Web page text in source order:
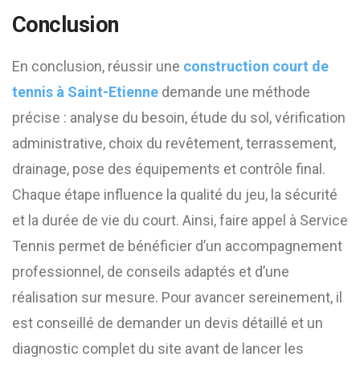
Conclusion
En conclusion, réussir une construction court de
tennis à Saint-Etienne demande une méthode
précise : analyse du besoin, étude du sol, vérification
administrative, choix du revêtement, terrassement,
drainage, pose des équipements et contrôle final.
Chaque étape influence la qualité du jeu, la sécurité
et la durée de vie du court. Ainsi, faire appel à Service
Tennis permet de bénéficier d’un accompagnement
professionnel, de conseils adaptés et d’une
réalisation sur mesure. Pour avancer sereinement, il
est conseillé de demander un devis détaillé et un
diagnostic complet du site avant de lancer les